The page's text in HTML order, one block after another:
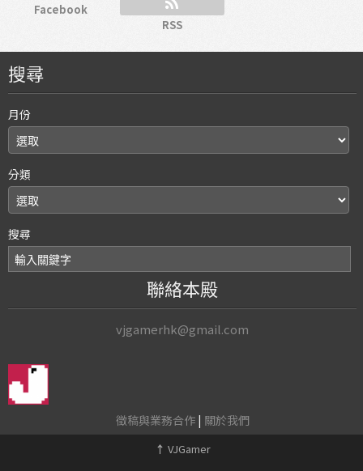
Facebook
RSS
搜尋
月份
分類
搜尋
聯絡本殿
vjgamerhk@gmail.com
徵稿與業務合作| 關於我們
↑ VJGamer